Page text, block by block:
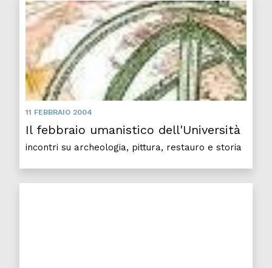
Il
11 FEBBRAIO 2004
Il febbraio umanistico dell'Università
incontri su archeologia, pittura, restauro e storia